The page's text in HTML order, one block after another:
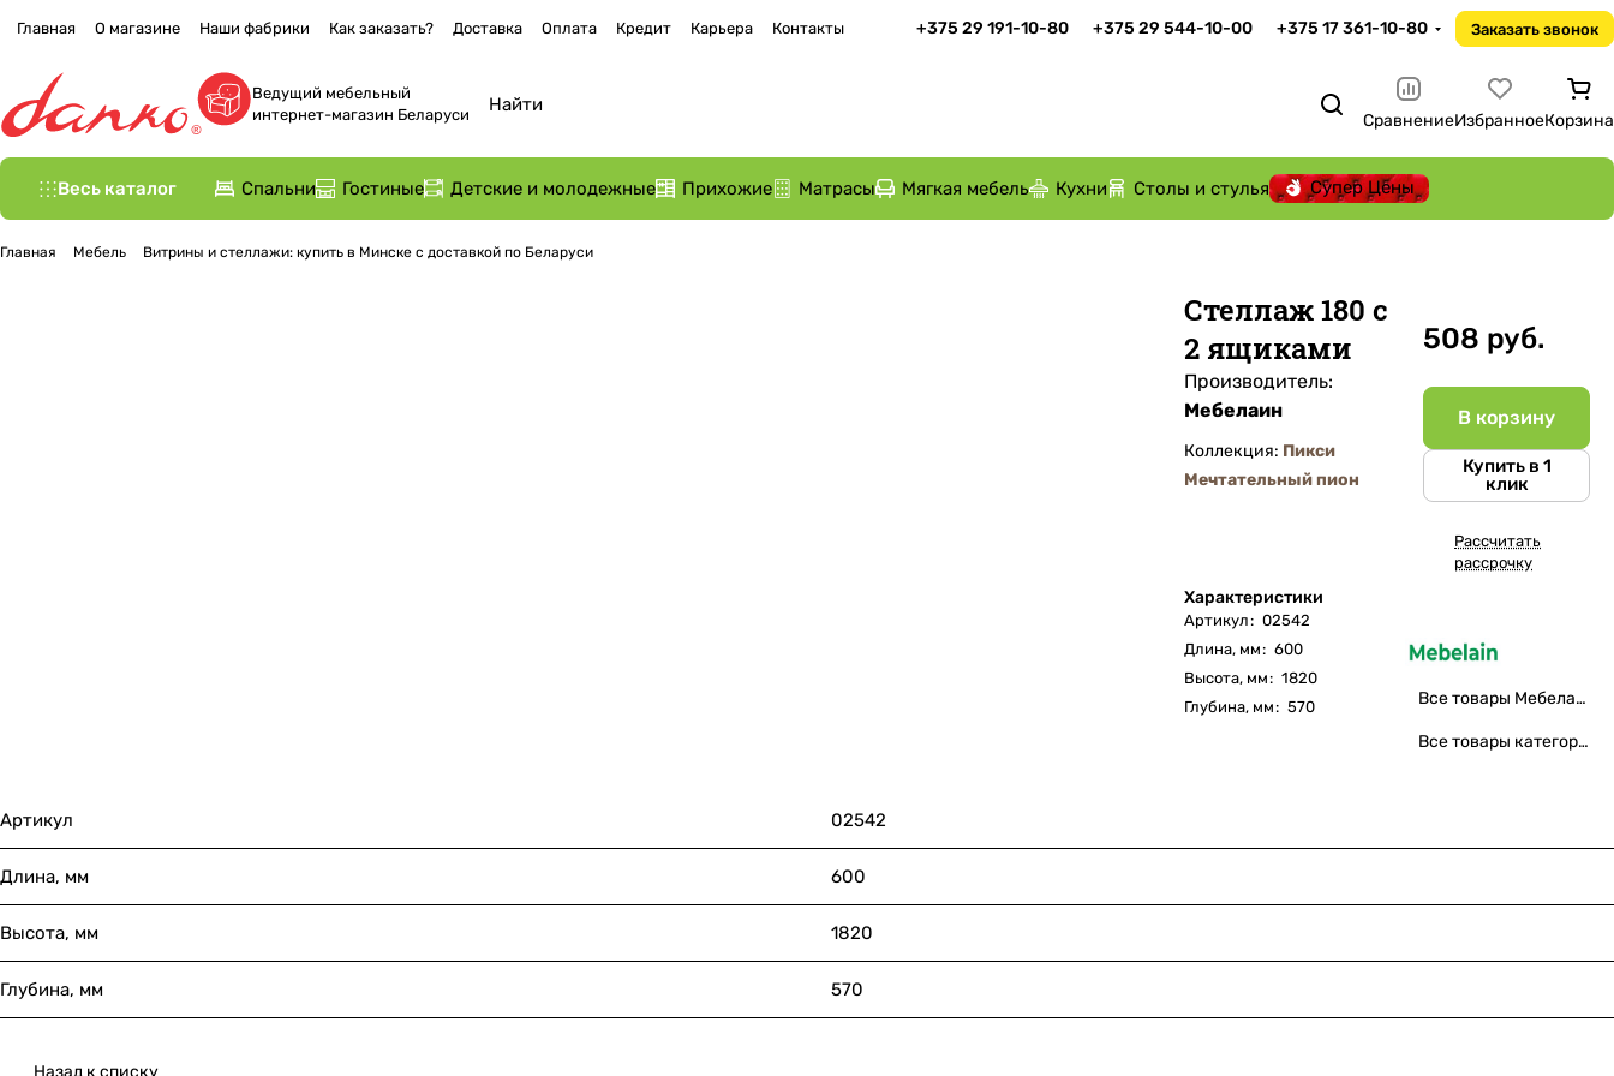
Главная О магазине Наши фабрики Как заказать? Доставка Оплата Кредит Карьера Контакты +375 29 191-10-80 +375 29 544-10-00 +375 17 361-10-80 Заказать звонок
Ведущий мебельный
интернет-магазин Беларуси
СравнениеИзбранноеКорзина
Весь каталог Спальни Гостиные Детские и молодежные Прихожие Матрасы Мягкая мебель Кухни Столы и стулья Супер Цены
Главная Мебель Витрины и стеллажи: купить в Минске с доставкой по Беларуси
Стеллаж 180 с
2 ящиками
Производитель:
Мебелаин
Коллекция: Пикси
Мечтательный пион
Характеристики
Артикул: 02542
Длина, мм: 600
Высота, мм: 1820
Глубина, мм: 570
508 руб.
В корзину
Купить в 1
клик
Рассчитать
рассрочку
Все товары Мебелаин
Все товары категории
Артикул 02542
Длина, мм 600
Высота, мм 1820
Глубина, мм 570
Назад к списку